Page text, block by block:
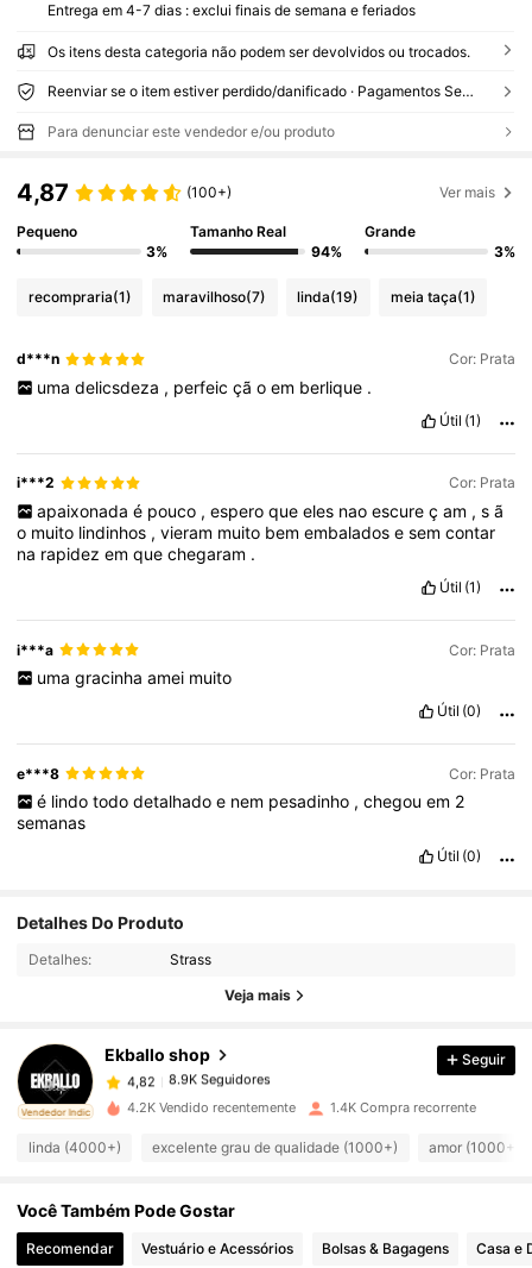
Entrega em 4-7 dias : exclui finais de semana e feriados
Os itens desta categoria não podem ser devolvidos ou trocados.
Reenviar se o item estiver perdido/danificado · Pagamentos Seguros · Proteção de privacidade
Para denunciar este vendedor e/ou produto
4,87 (100+) Ver mais
Pequeno
3%
Tamanho Real
94%
Grande
3%
recompraria(1) maravilhoso(7) linda(19) meia taça(1)
d***n Cor: Prata
uma delicsdeza , perfeic çã o em berlique .
Útil (1)
i***2 Cor: Prata
apaixonada é pouco , espero que eles nao escure ç am , s ã
o muito lindinhos ,vieram muito bemembaladosesemcontar
na rapidezemquechegaram .
Útil (1)
i***a Cor: Prata
uma gracinha amei muito
Útil (0)
e***8 Cor: Prata
é lindo todo detalhado e nem pesadinho , chegou em 2
semanas
Útil (0)
Detalhes Do Produto
Detalhes: Strass
Veja mais
Vendedor Indicado
Ekballo shop
4,82 8.9K Seguidores
8.9K Seguidores
4,82 8.9K Seguidores
4,82 8.9K Seguidores
Seguir
4.2K Vendido recentemente 1.4K Compra recorrente
linda (4000+) excelente grau de qualidade (1000+) amor (1000+)
Você Também Pode Gostar
Recomendar Vestuário e Acessórios Bolsas & Bagagens Casa e